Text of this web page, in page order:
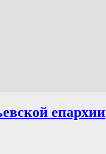
епархии